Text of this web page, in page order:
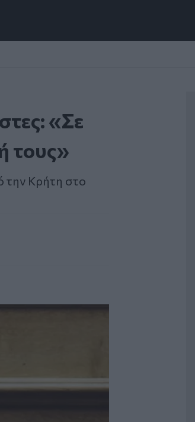
«Σε
τους»
την Κρήτη στο